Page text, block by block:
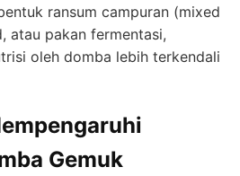
ransum campuran (mixed
atau pakan fermentasi,
oleh domba lebih terkendali
Gemuk